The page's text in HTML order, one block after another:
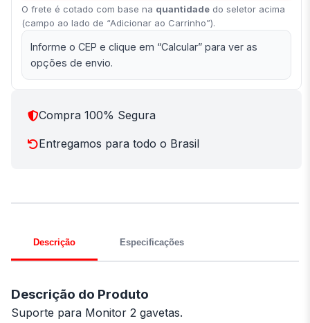
O frete é cotado com base na quantidade do seletor acima
(campo ao lado de “Adicionar ao Carrinho”).
Informe o CEP e clique em “Calcular” para ver as
opções de envio.
Compra 100% Segura
Entregamos para todo o Brasil
Descrição Especificações
Descrição do Produto
Suporte para Monitor 2 gavetas.